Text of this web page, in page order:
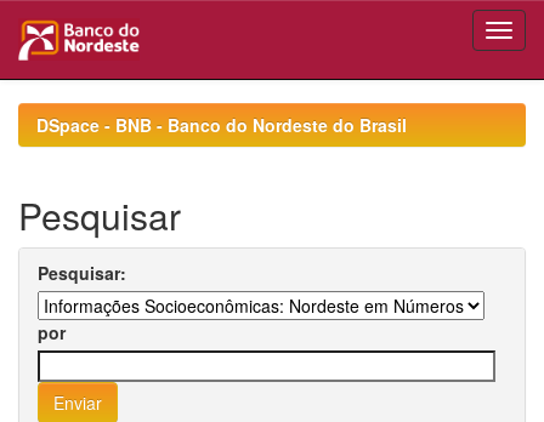
navigationDSpace - BNB - Banco do Nordeste do Brasil
Pesquisar
Pesquisar:
por